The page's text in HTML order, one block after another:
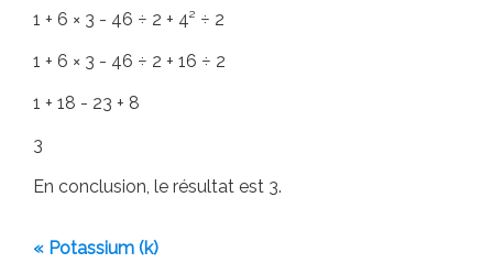
1 + 6 × 3 - 46 ÷ 2 + 4² ÷ 2
1 + 6 × 3 - 46 ÷ 2 + 16 ÷ 2
1 + 18 - 23 + 8
3
En conclusion, le résultat est 3.
« Potassium (k)